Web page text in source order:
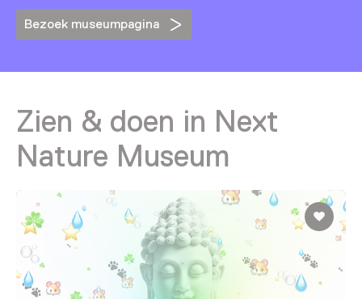
Bezoek museumpagina
Zien & doen in Next
Nature Museum